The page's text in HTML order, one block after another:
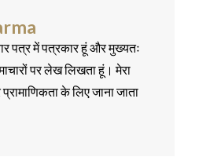
पत्र में पत्रकार हूं और मुख्यतः
पर लेख लिखता हूं। मेरा
के लिए जाना जाता